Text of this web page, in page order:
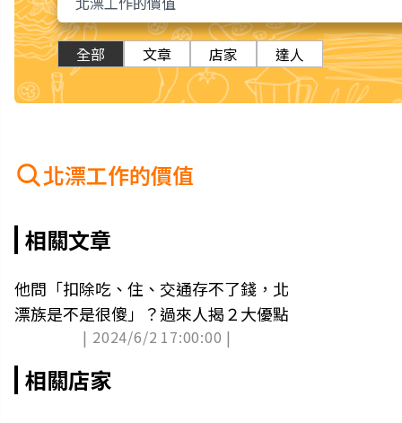
全部 文章 店家 達人
北漂工作的價值
相關文章
他問「扣除吃、住、交通存不了錢，北
漂族是不是很傻」？過來人揭２大優點
| 2024/6/2 17:00:00 |
相關店家